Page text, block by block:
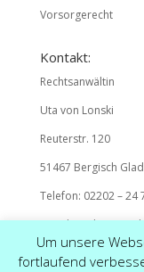
Vorsorgerecht
Kontakt:
Rechtsanwältin
Uta von Lonski
Reuterstr. 120
51467 Bergisch
Telefon: 02202 – 24
E-Mail: mail@ra-
Um unsere
fortlaufend